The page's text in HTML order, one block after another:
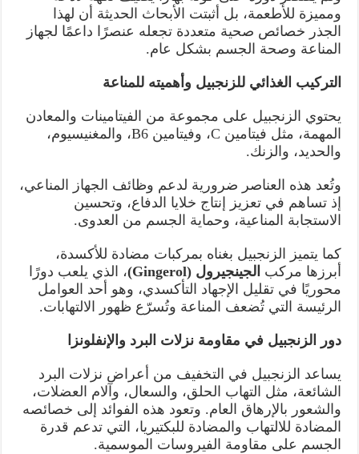
ومميزة للأطعمة، بل أثبتت الأبحاث الحديثة أن لهذا
الجذر خصائص صحية متعددة تجعله عنصرًا داعمًا لجهاز
المناعة وصحة الجسم بشكل عام.
التركيب الغذائي للزنجبيل وأهميته للمناعة
يحتوي الزنجبيل على مجموعة من الفيتامينات والمعادن
المهمة، مثل فيتامين C، وفيتامين B6، والمغنيسيوم،
والحديد، والزنك.
وتُعد هذه العناصر ضرورية لدعم وظائف الجهاز المناعي،
إذ تساهم في تعزيز إنتاج خلايا الدفاع، وتحسين
الاستجابة المناعية، وحماية الجسم من العدوى.
كما يتميز الزنجبيل بغناه بمركبات مضادة للأكسدة،
أبرزها مركب الجينجيرول (Gingerol)
، الذي يلعب دورًا
محوريًا في تقليل الإجهاد التأكسدي، وهو أحد العوامل
الرئيسة التي تُضعف المناعة وتُسرّع ظهور الالتهابات.
دور الزنجبيل في مقاومة نزلات البرد والإنفلونزا
يساعد الزنجبيل في التخفيف من أعراض نزلات البرد
الشائعة، مثل التهاب الحلق، والسعال، وآلام العضلات،
والشعور بالإرهاق العام. وتعود هذه الفوائد إلى خصائصه
المضادة للالتهاب والمضادة للبكتيريا، التي تدعم قدرة
الجسم على مقاومة الفيروسات الموسمية.